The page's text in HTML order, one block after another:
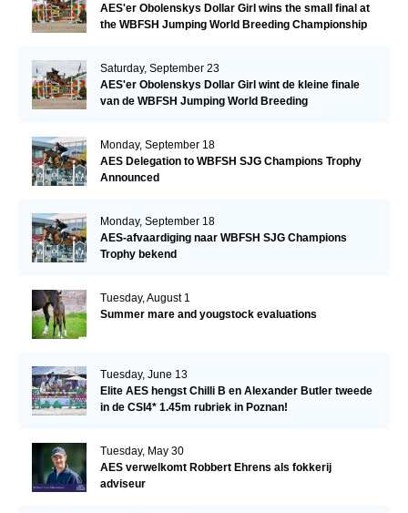
AES'er Obolenskys Dollar Girl wins the small final at
the WBFSH Jumping World Breeding Championship
Saturday, September 23
AES'er Obolenskys Dollar Girl wint de kleine finale
van de WBFSH Jumping World Breeding
Monday, September 18
AES Delegation to WBFSH SJG Champions Trophy
Announced
Monday, September 18
AES-afvaardiging naar WBFSH SJG Champions
Trophy bekend
Tuesday, August 1
Summer mare and yougstock evaluations
Tuesday, June 13
Elite AES hengst Chilli B en Alexander Butler tweede
in de CSI4* 1.45m rubriek in Poznan!
Tuesday, May 30
AES verwelkomt Robbert Ehrens als fokkerij
adviseur